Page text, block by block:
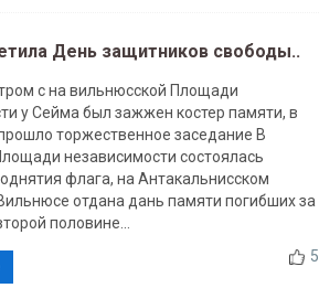
День защитников свободы..
с на вильнюсской Площади
у Сейма был зажжен костер памяти, в
торжественное заседание В
независимости состоялась
флага, на Антакальнисском
отдана дань памяти погибших за
половине...
5